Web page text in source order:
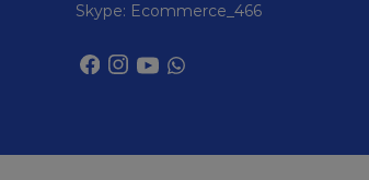
Skype: Ecommerce_466